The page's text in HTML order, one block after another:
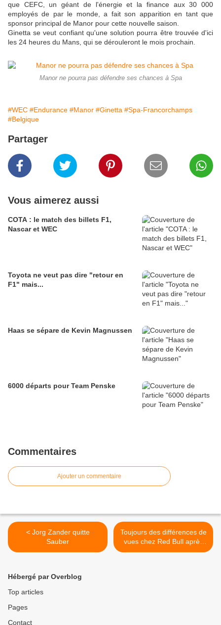
que CEFC, un géant de l'énergie et la finance aux 30 000
employés de par le monde, a fait son apparition en tant que
sponsor principal de Manor pour cette nouvelle saison.
Ginetta se veut confiant qu'une solution pourra être trouvée d'ici
les 24 heures du Mans, qui se dérouleront le mois prochain.
Manor ne pourra pas défendre ses chances à Spa
#WEC #Endurance #Manor #Ginetta #Spa-Francorchamps
#Belgique
Partager
Vous aimerez aussi
COTA : le match des billets F1,
Nascar et WEC
Toyota ne veut pas dire "retour en
F1" mais...
Haas se sépare de Kevin Magnussen
6000 départs pour Team Penske
Commentaires
Ajouter un commentaire
< Jorg Zander quitte
Sauber
Toujours des différences de
vues chez Red Bull après
l’accrochage de Bakou >
Hébergé par Overblog
Top articles
Pages
Contact